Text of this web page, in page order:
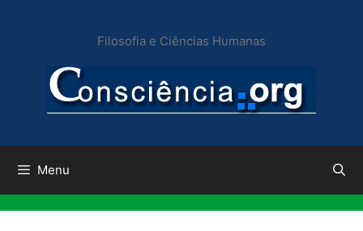
conteúdo
Filosofia e Ciências Humanas
Menu